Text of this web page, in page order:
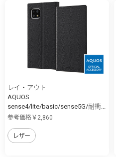
レイ・アウト
AQUOS
sense4/lite/basic/sense5G/耐衝...
参考価格￥2,860
レザー